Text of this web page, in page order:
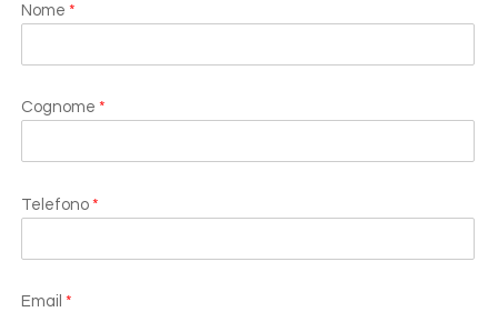
Nome *
Cognome *
Telefono *
Email *